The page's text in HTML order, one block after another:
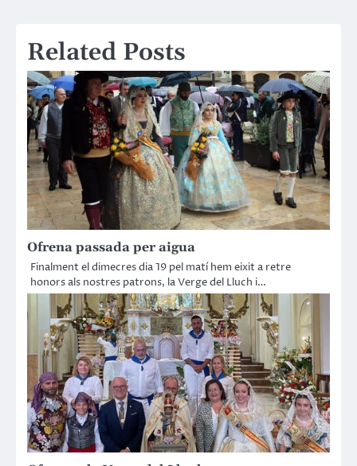
Related Posts
Ofrena passada per aigua
Finalment el dimecres dia 19 pel matí hem eixit a retre
honors als nostres patrons, la Verge del Lluch i…